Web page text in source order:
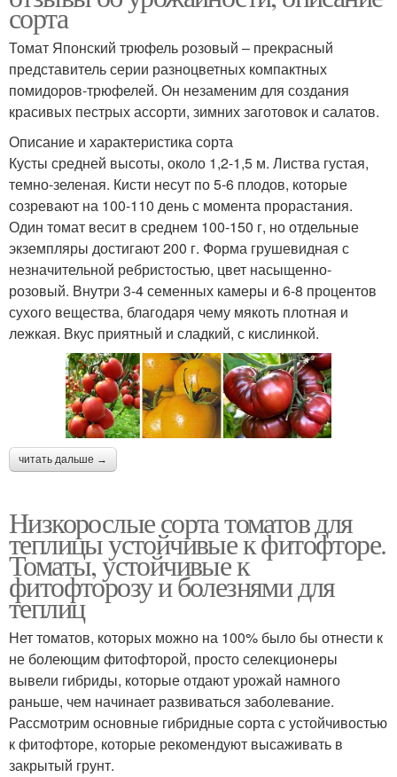
сорта
Томат Японский трюфель розовый – прекрасный
представитель серии разноцветных компактных
помидоров-трюфелей. Он незаменим для создания
красивых пестрых ассорти, зимних заготовок и салатов.
Описание и характеристика сорта
Кусты средней высоты, около 1,2-1,5 м. Листва густая,
темно-зеленая. Кисти несут по 5-6 плодов, которые
созревают на 100-110 день с момента прорастания.
Один томат весит в среднем 100-150 г, но отдельные
экземпляры достигают 200 г. Форма грушевидная с
незначительной ребристостью, цвет насыщенно-
розовый. Внутри 3-4 семенных камеры и 6-8 процентов
сухого вещества, благодаря чему мякоть плотная и
лежкая. Вкус приятный и сладкий, с кислинкой.
читать дальше →
Низкорослые сорта томатов для
теплицы устойчивые к фитофторе.
Томаты, устойчивые к
фитофторозу и болезнями для
теплиц
Нет томатов, которых можно на 100% было бы отнести к
не болеющим фитофторой, просто селекционеры
вывели гибриды, которые отдают урожай намного
раньше, чем начинает развиваться заболевание.
Рассмотрим основные гибридные сорта с устойчивостью
к фитофторе, которые рекомендуют высаживать в
закрытый грунт.